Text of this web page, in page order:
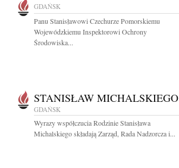
GDAŃSK
Panu Stanisławowi Czechurze Pomorskiemu
Wojewódzkiemu Inspektorowi Ochrony
Środowiska...
STANISŁAW MICHALSKIEGO
GDAŃSK
Wyrazy współczucia Rodzinie Stanisława
Michalskiego składają Zarząd, Rada Nadzorcza i...